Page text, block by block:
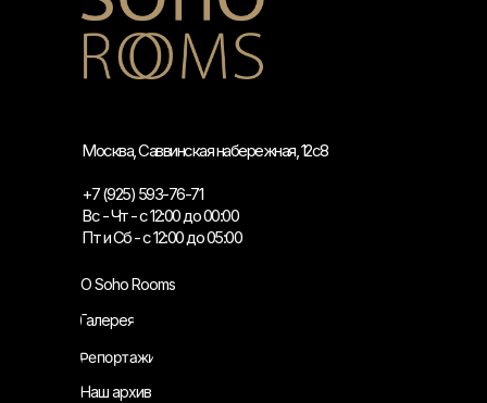
Москва, Саввинская набережная, 12с8
+7 (925) 593-76-71
Вс - Чт - с 12:00 до 00:00
Пт и Сб - с 12:00 до 05:00
О Soho Rooms
Галерея
Репортажи
Наш архив